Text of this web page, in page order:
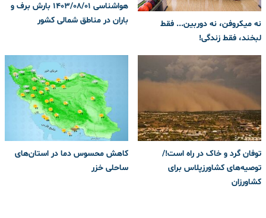
نه میکروفن، نه دوربین... فقط
لبخند، فقط زندگی!
هواشناسی 1403/08/01 بارش برف و
باران در مناطق شمالی کشور
توفان گرد و خاک در راه است!/
توصیه‌های کشاورزپلاس برای
کشاورزان
کاهش محسوس دما در استان‌های
ساحلی خزر